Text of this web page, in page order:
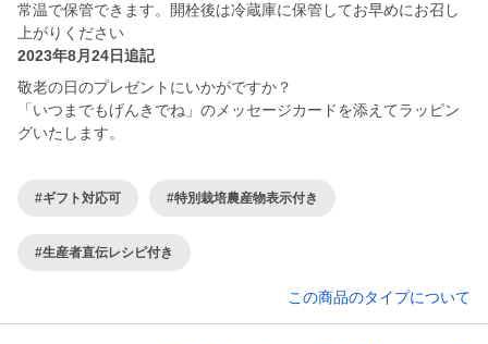
常温で保管できます。開栓後は冷蔵庫に保管してお早めにお召し
上がりください
2023年8月24日追記
敬老の日のプレゼントにいかがですか？
「いつまでもげんきでね」のメッセージカードを添えてラッピン
グいたします。
#ギフト対応可 #特別栽培農産物表示付き
#生産者直伝レシピ付き
この商品のタイプについて